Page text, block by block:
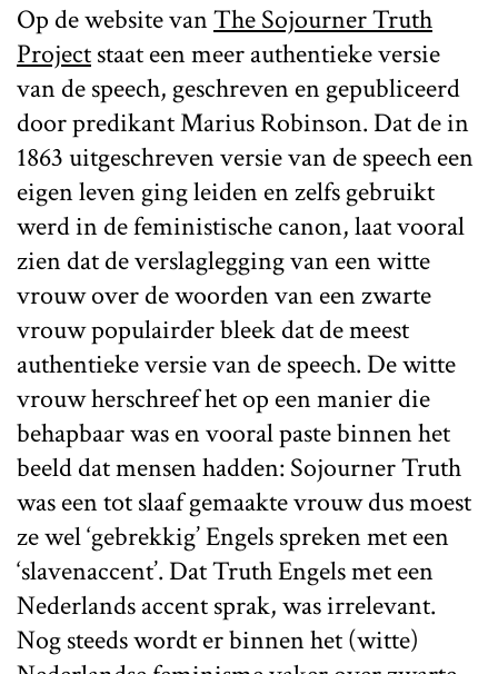
Op de website vanThe Sojourner Truth
Projectstaat een meer authentieke versie
van de speech, geschreven en gepubliceerd
door predikant Marius Robinson. Dat de in
1863 uitgeschreven versie van de speech een
eigen leven ging leiden en zelfs gebruikt
werd in de feministische canon, laat vooral
zien dat de verslaglegging van een witte
vrouw over de woorden van een zwarte
vrouw populairder bleek dat de meest
authentieke versie van de speech. De witte
vrouw herschreef het op een manier die
behapbaar was en vooral paste binnen het
beeld dat mensen hadden: Sojourner Truth
was een tot slaaf gemaakte vrouw dus moest
ze wel ‘gebrekkig’ Engels spreken met een
‘slavenaccent’. Dat Truth Engels met een
Nederlands accent sprak, was irrelevant.
Nog steeds wordt er binnen het (witte)